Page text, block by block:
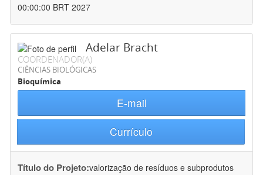
00:00:00 BRT 2027
Adelar Bracht
COORDENADOR(A)
CIÊNCIAS BIOLÓGICAS
Bioquímica
E-mail
Currículo
Título do Projeto:valorização de resíduos e subprodutos